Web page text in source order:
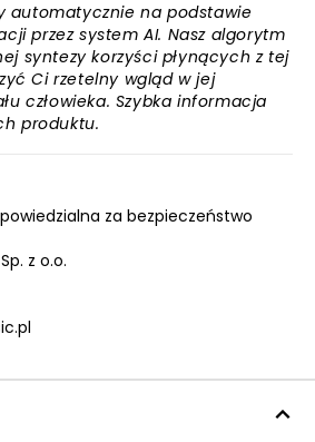
automatycznie na podstawie
przez system AI. Nasz algorytm
syntezy korzyści płynących z tej
Ci rzetelny wgląd w jej
człowieka. Szybka informacja
produktu.
za bezpieczeństwo
z o.o.